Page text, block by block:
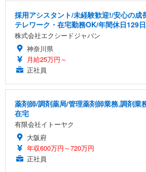
採用アシスタント/未経験歓迎!/安心の成
テレワーク・在宅勤務OK/年間休日129
株式会社エクシードジャパン
神奈川県
月給25万円～
正社員
薬剤師/調剤薬局/管理薬剤師業務,調剤業
在宅
有限会社イトーヤク
大阪府
年収600万円～720万円
正社員